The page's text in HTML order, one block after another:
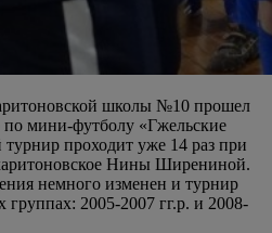
школы №10 прошел
мини-футболу «Гжельские
проходит уже 14 раз при
Нины Ширениной.
немного изменен и турнир
группах: 2005-2007 гг.р. и 2008-